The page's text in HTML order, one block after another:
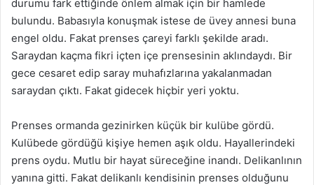
durumu fark ettiğinde önlem almak için bir hamlede
bulundu. Babasıyla konuşmak istese de üvey annesi buna
engel oldu. Fakat prenses çareyi farklı şekilde aradı.
Saraydan kaçma fikri içten içe prensesinin aklındaydı. Bir
gece cesaret edip saray muhafızlarına yakalanmadan
saraydan çıktı. Fakat gidecek hiçbir yeri yoktu.
Prenses ormanda gezinirken küçük bir kulübe gördü.
Kulübede gördüğü kişiye hemen aşık oldu. Hayallerindeki
prens oydu. Mutlu bir hayat süreceğine inandı. Delikanlının
yanına gitti. Fakat delikanlı kendisinin prenses olduğunu